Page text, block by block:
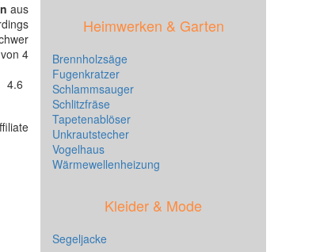
aus
4
4.6
Heimwerken & Garten
Brennholzsäge
Fugenkratzer
Schlammsauger
Schlitzfräse
Tapetenablöser
Unkrautstecher
Vogelhaus
Wärmewellenheizung
Kleider & Mode
Segeljacke